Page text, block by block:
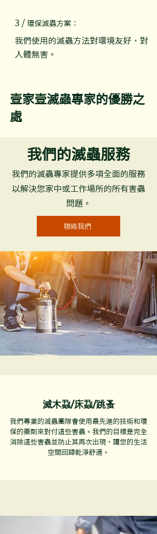
3 / 環保滅蟲方案：
我們使用的滅蟲方法對環境友好，對
人體無害。
壹家壹滅蟲專家的優勝之
處
我們的滅蟲服務
我們的滅蟲專家提供多項全面的服務
以解決您家中或工作場所的所有害蟲
問題。
聯絡我們
滅木蝨/床蝨/跳蚤
我們專業的滅蟲團隊會使用最先進的技術和環
保的藥劑來對付這些害蟲。我們的目標是完全
消除這些害蟲並防止其再次出現，讓您的生活
空間回歸乾淨舒適。